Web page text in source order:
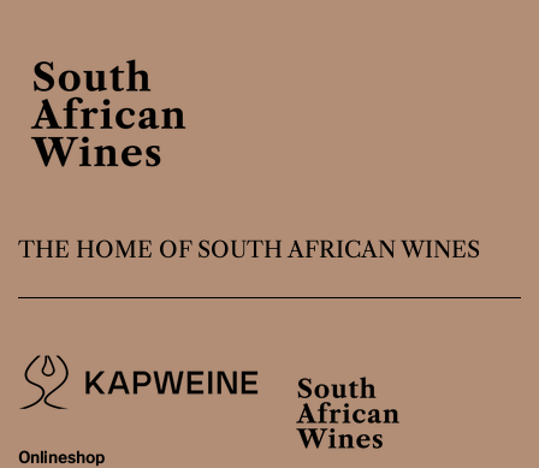
THE HOME OF SOUTH AFRICAN WINES
Onlineshop